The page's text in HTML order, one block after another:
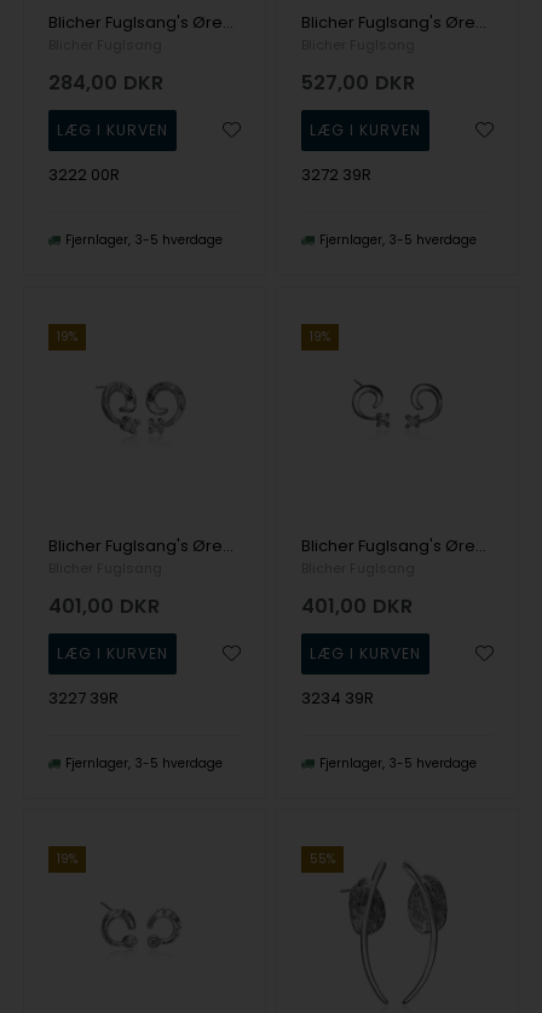
Blicher Fuglsang's Ørestikker i sølv
284,00 DKR
3222 00R
Fjernlager 3-5 hverdage
Blicher Fuglsang's Ørestikker i sølv
527,00 DKR
3272 39R
Fjernlager 3-5 hverdage
19%
Blicher Fuglsang's Ørestikker i sølv
401,00 DKR
3227 39R
Fjernlager 3-5 hverdage
19%
Blicher Fuglsang's Ørestikker i blank sølv
401,00 DKR
3234 39R
Fjernlager 3-5 hverdage
19% 55%